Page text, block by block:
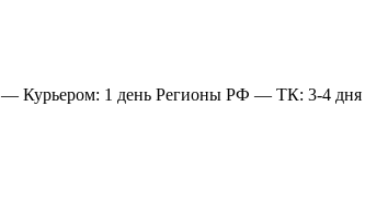
— Курьером: 1 день Регионы РФ — ТК: 3-4 дня